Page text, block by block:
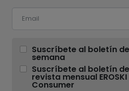
Suscríbete al boletín
semana
Suscríbete al boletín
revista mensual EROSKI
Consumer